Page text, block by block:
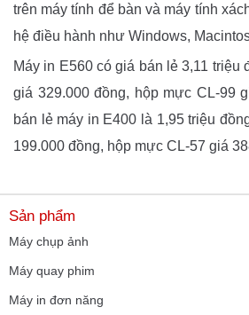
trên máy tính để bàn và máy tính
hệ điều hành như Windows,
Máy in E560 có giá bán lẻ 3,11 triệu
giá 329.000 đồng, hộp mực CL-99
bán lẻ máy in E400 là 1,95 triệu
199.000 đồng, hộp mực CL-57 giá
Sản phẩm
Máy chụp ảnh
Máy quay phim
Máy in đơn năng